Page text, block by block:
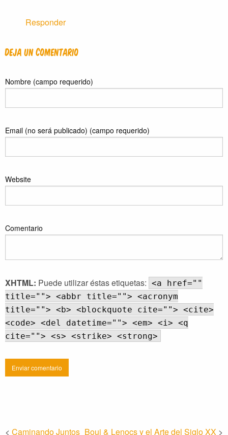
Responder
Deja un comentario
Nombre (campo requerido)
Email (no será publicado) (campo requerido)
Website
Comentario
XHTML: Puede utilizar éstas etiquetas: <a href=""
title=""> <abbr title=""> <acronym
title=""> <b> <blockquote cite=""> <cite>
<code> <del datetime=""> <em> <i> <q
cite=""> <s> <strike> <strong>
< Caminando Juntos Boui & Lenocs y el Arte del Siglo XX >